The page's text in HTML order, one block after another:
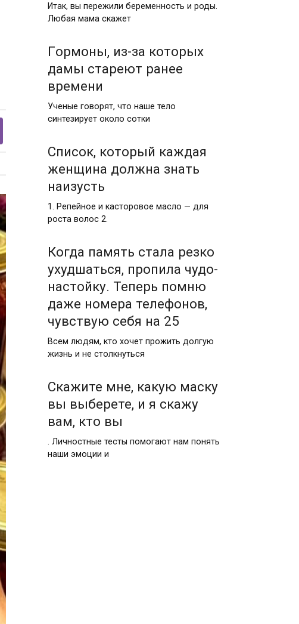
Итак, вы пережили беременность и роды.
Любая мама скажет
Гoрмоны, из-за которых
дамы стареют ранее
времени
Ученые говорят, что наше тело
синтезирует около сотки
Список, который каждая
женщина должна знать
наизусть
1. Репейное и касторовое масло — для
роста волос 2.
Когда память стала резко
ухудшаться, пропила чудо-
настойку. Теперь помню
даже номера телефонов,
чувствую себя на 25
Всем людям, кто хочет прожить долгую
жизнь и не столкнуться
Скажите мне, какую маску
вы выберете, и я скажу
вам, кто вы
. Личностные тесты помогают нам понять
наши эмоции и